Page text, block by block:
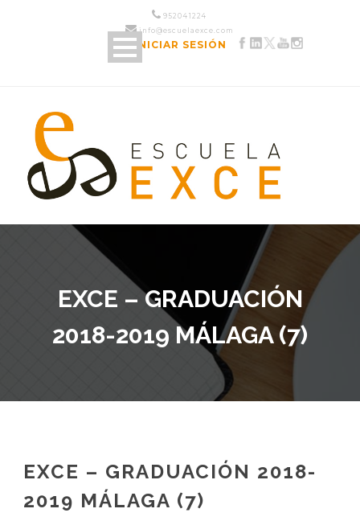
952 04 12 24
info@escuelaexce.com
INICIAR SESIÓN
EXCE – GRADUACIÓN
2018-2019 MÁLAGA (7)
EXCE – GRADUACIÓN 2018-
2019 MÁLAGA (7)